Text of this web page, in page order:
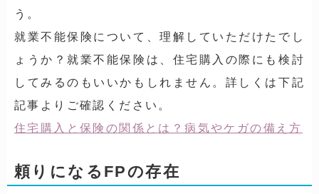
う。
就業不能保険について、理解していただけたでし
ょうか？就業不能保険は、住宅購入の際にも検討
してみるのもいいかもしれません。詳しくは下記
記事よりご確認ください。
住宅購入と保険の関係とは？病気やケガの備え方
頼りになるFPの存在